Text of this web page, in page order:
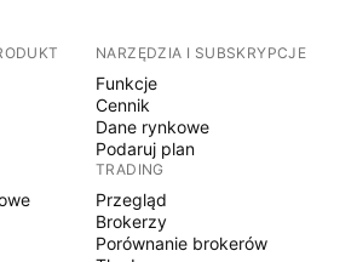
NARZĘDZIA I SUBSKRYPCJE
Funkcje
Cennik
Dane rynkowe
Podaruj plan
TRADING
Przegląd
Brokerzy
Porównanie brokerów